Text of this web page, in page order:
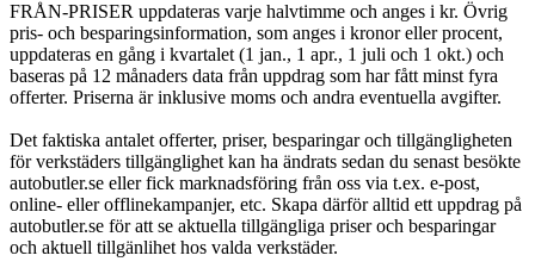
FRÅN-PRISER uppdateras varje halvtimme och anges i kr. Övrig
pris- och besparingsinformation, som anges i kronor eller procent,
uppdateras en gång i kvartalet (1 jan., 1 apr., 1 juli och 1 okt.) och
baseras på 12 månaders data från uppdrag som har fått minst fyra
offerter. Priserna är inklusive moms och andra eventuella avgifter.
Det faktiska antalet offerter, priser, besparingar och tillgängligheten
för verkstäders tillgänglighet kan ha ändrats sedan du senast besökte
autobutler.se eller fick marknadsföring från oss via t.ex. e-post,
online- eller offlinekampanjer, etc. Skapa därför alltid ett uppdrag på
autobutler.se för att se aktuella tillgängliga priser och besparingar
och aktuell tillgänlihet hos valda verkstäder.